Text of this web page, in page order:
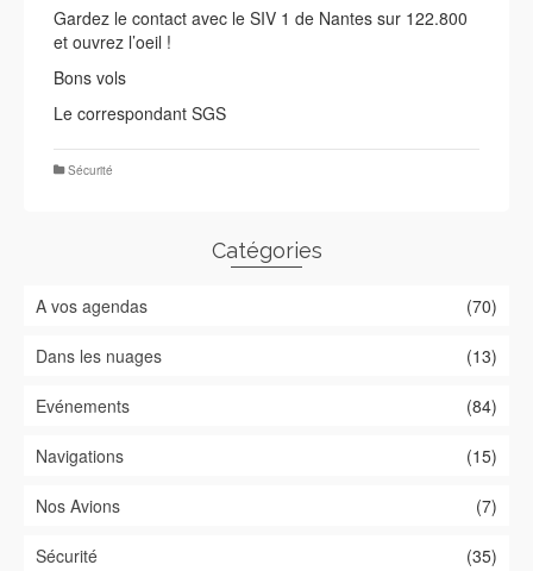
Gardez le contact avec le SIV 1 de Nantes sur 122.800
et ouvrez l’oeil !
Bons vols
Le correspondant SGS
Sécurité
Catégories
A vos agendas (70)
Dans les nuages (13)
Evénements (84)
Navigations (15)
Nos Avions (7)
Sécurité (35)